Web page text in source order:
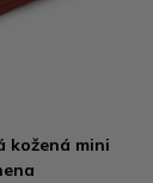
kožená mini